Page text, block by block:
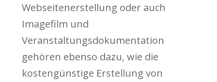
Webseitenerstellung oder auch
Imagefilm und
Veranstaltungsdokumentation
gehören ebenso dazu, wie die
kostengünstige Erstellung von